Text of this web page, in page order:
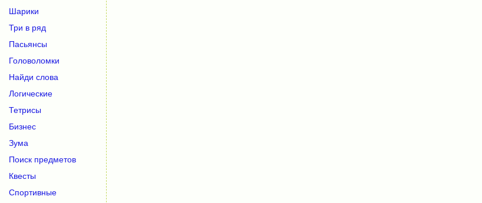
Шарики
Три в ряд
Пасьянсы
Головоломки
Найди слова
Логические
Тетрисы
Бизнес
Зума
Поиск предметов
Квесты
Спортивные